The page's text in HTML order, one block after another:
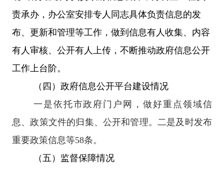
责承办，办公室安排专人同志具体负责信息的发
布、更新和管理等工作，做到信息有人收集、内容
有人审核、公开有人上传，不断推动政府信息公开
工作上台阶。
（四）政府信息公开平台建设情况
一是依托市政府门户网，做好重点领域信
息、政策文件的归集、公开和管理。二是及时发布
重要政策信息等58条。
（五）监督保障情况